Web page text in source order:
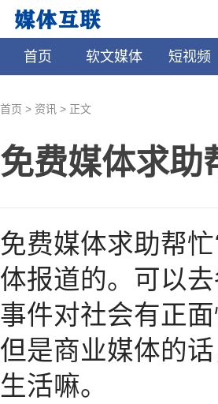
首页 软文媒体 短视频
首页 > 资讯 > 正文
免费媒体求助
免费媒体求助帮
体报道的。可以
事件对社会有正
但是商业媒体的
生活嘛。